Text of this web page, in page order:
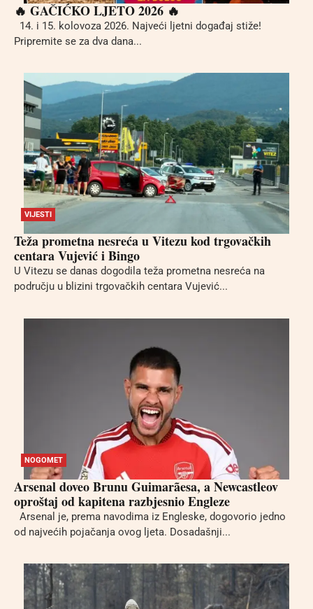
🔥 GAČIĆKO LJETO 2026 🔥
14. i 15. kolovoza 2026. Najveći ljetni događaj stiže!
Pripremite se za dva dana...
VIJESTI
Teža prometna nesreća u Vitezu kod trgovačkih
centara Vujević i Bingo
U Vitezu se danas dogodila teža prometna nesreća na
području u blizini trgovačkih centara Vujević...
NOGOMET
Arsenal doveo Brunu Guimarãesa, a Newcastleov
oproštaj od kapitena razbjesnio Engleze
Arsenal je, prema navodima iz Engleske, dogovorio jedno
od najvećih pojačanja ovog ljeta. Dosadašnji...